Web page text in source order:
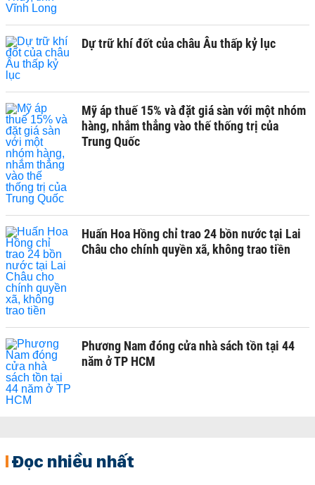
Dự trữ khí đốt của châu Âu thấp kỷ lục
Mỹ áp thuế 15% và đặt giá sàn với một nhóm
hàng, nhắm thẳng vào thế thống trị của
Trung Quốc
Huấn Hoa Hồng chỉ trao 24 bồn nước tại Lai
Châu cho chính quyền xã, không trao tiền
Phương Nam đóng cửa nhà sách tồn tại 44
năm ở TP HCM
Đọc nhiều nhất